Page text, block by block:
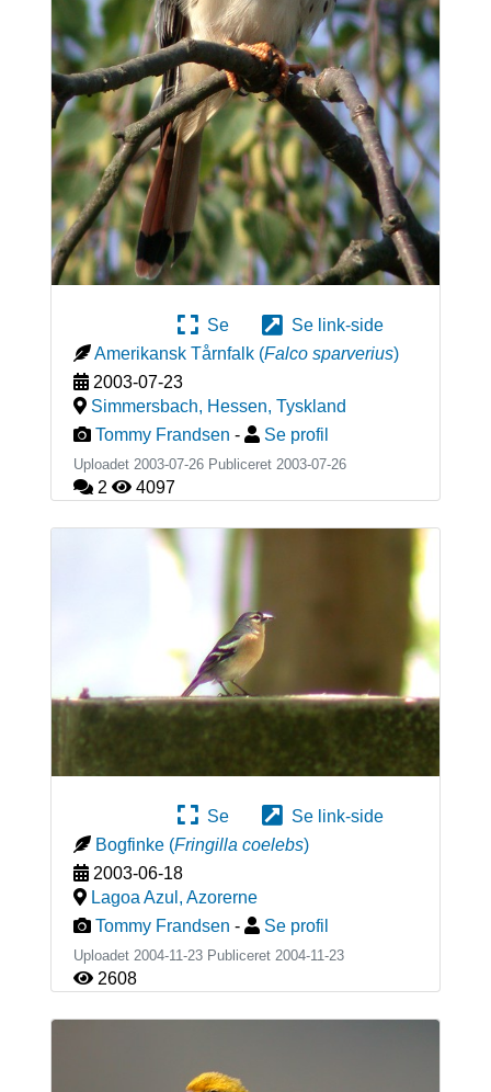
Se
Se link-side
Amerikansk Tårnfalk (Falco sparverius)
2003-07-23
Simmersbach, Hessen, Tyskland
Tommy Frandsen - Se profil
Uploadet 2003-07-26 Publiceret 2003-07-26
2 4097
Se
Se link-side
Bogfinke (Fringilla coelebs)
2003-06-18
Lagoa Azul , Azorerne
Tommy Frandsen - Se profil
Uploadet 2004-11-23 Publiceret 2004-11-23
2608